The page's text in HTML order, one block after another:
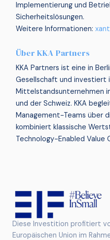
Implementierung und
Sicherheitslösungen.
Weitere Informationen:
Über KKA Partners
KKA Partners ist eine in
Gesellschaft und investiert
Mittelstandsunternehmen
und der Schweiz. KKA
Management-Teams über
kombiniert klassische
Technology-Enabled Value
Diese Investition profitiert
Europäischen Union im